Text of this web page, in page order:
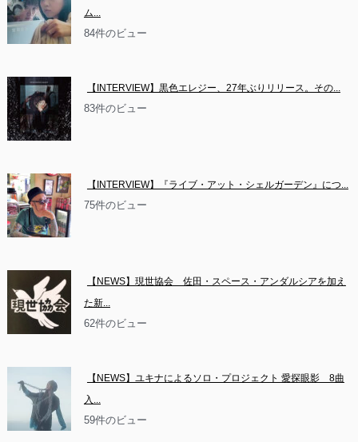
ム...
84件のビュー
【INTERVIEW】黒色エレジー、27年ぶりリリース。その...
83件のビュー
【INTERVIEW】『ライブ・アット・シェルガーデン』につ...
75件のビュー
【NEWS】現世協会　佐田・スペース・アンダルシアを加え
た新...
62件のビュー
【NEWS】ユキナによるソロ・プロジェクト 愛探眼影　8曲
入...
59件のビュー